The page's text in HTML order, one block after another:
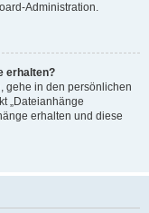
Administration.
erhalten?
gehe in den persönlichen
„Dateianhänge
erhalten und diese